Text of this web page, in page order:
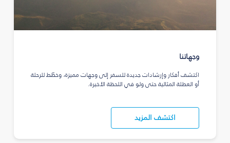
وجهاتنا
اكتشف أفكار وإرشادات جديدة للسفر إلى وجهات مميزة، وخطّط للرحلة
أو العطلة المثالية حتى ولو في اللحظة الأخيرة.
اكتشف المزيد